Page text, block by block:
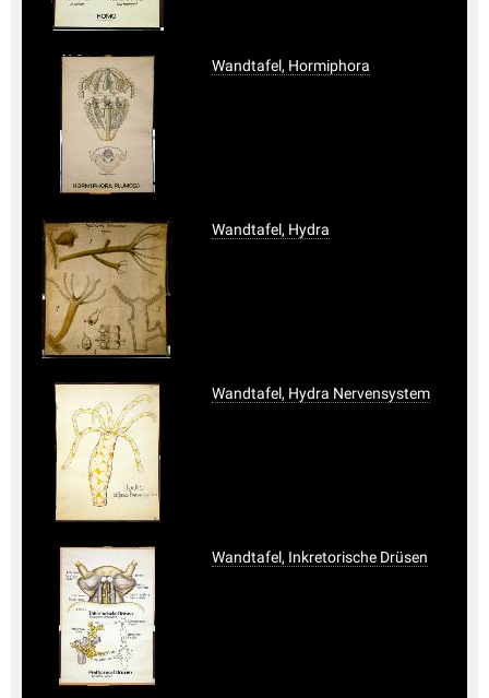
Wandtafel, Hormiphora
Wandtafel, Hydra
Wandtafel, Hydra Nervensystem
Wandtafel, Inkretorische Drüsen